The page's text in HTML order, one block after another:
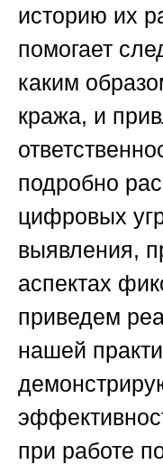
историю их
помогает
каким
кража, и
подробно
цифровых
выявления,
аспектах
приведем
нашей
при работе